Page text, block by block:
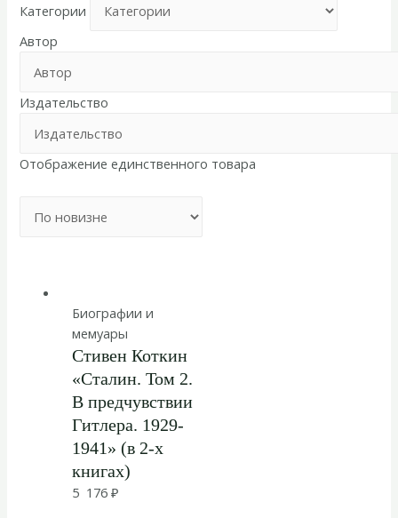
Категории
Автор
Издательство
Отображение единственного товара
Биографии и
мемуары
Стивен Коткин
«Сталин. Том 2.
В предчувствии
Гитлера. 1929-
1941» (в 2-х
книгах)
5 176 ₽